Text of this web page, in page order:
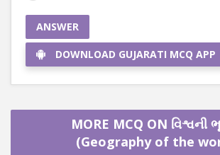
ANSWER
DOWNLOAD GUJARATI MCQ APP
MORE MCQ ON વિશ્વની
(Geography of the